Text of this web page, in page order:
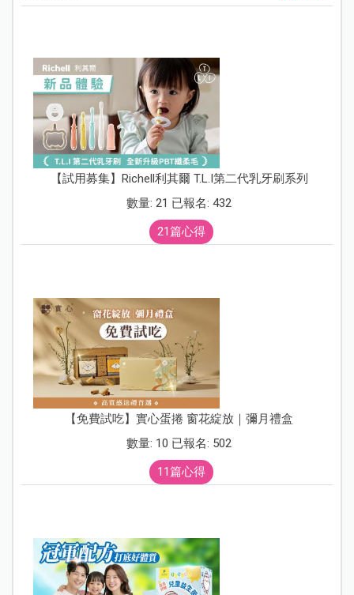
【試用募集】Richell利其爾 T.L.I第二代乳牙刷系列
數量: 21 已報名: 432
21篇心得
【免費試吃】實心蛋捲 窗花綻放｜彌月禮盒
數量: 10 已報名: 502
11篇心得